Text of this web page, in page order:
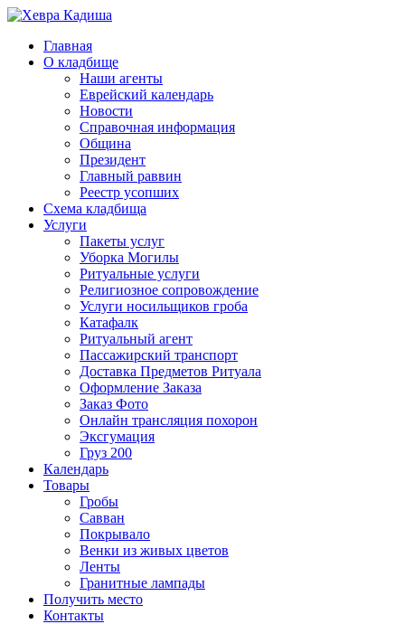
Главная
О кладбище
Наши агенты
Еврейский календарь
Новости
Справочная информация
Община
Президент
Главный раввин
Реестр усопших
Схема кладбища
Услуги
Пакеты услуг
Уборка Могилы
Ритуальные услуги
Религиозное сопровождение
Услуги носильщиков гроба
Катафалк
Ритуальный агент
Пассажирский транспорт
Доставка Предметов Ритуала
Оформление Заказа
Заказ Фото
Онлайн трансляция похорон
Эксгумация
Груз 200
Календарь
Товары
Гробы
Савван
Покрывало
Венки из живых цветов
Ленты
Гранитные лампады
Получить место
Контакты